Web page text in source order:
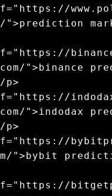
">prediction
">binance
p>
">indodax
p>
">bybit